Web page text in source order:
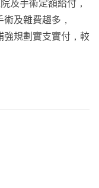
及手術定額給付，
及雜費趨多，
強規劃實支實付，較
，之後再針對被保
考全球方案即可，
規劃實支或是將